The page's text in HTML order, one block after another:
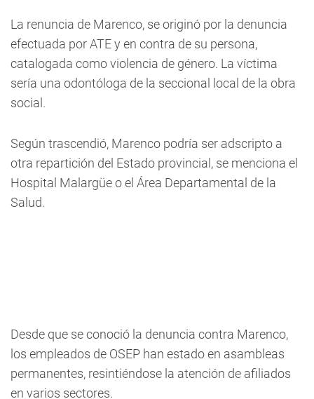
La renuncia de Marenco, se originó por la denuncia
efectuada por ATE y en contra de su persona,
catalogada como violencia de género. La víctima
sería una odontóloga de la seccional local de la obra
social.
Según trascendió, Marenco podría ser adscripto a
otra repartición del Estado provincial, se menciona el
Hospital Malargüe o el Área Departamental de la
Salud.
Desde que se conoció la denuncia contra Marenco,
los empleados de OSEP han estado en asambleas
permanentes, resintiéndose la atención de afiliados
en varios sectores.